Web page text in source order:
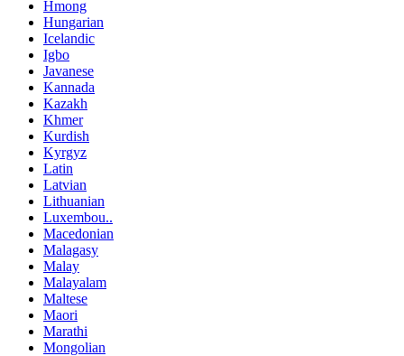
Hmong
Hungarian
Icelandic
Igbo
Javanese
Kannada
Kazakh
Khmer
Kurdish
Kyrgyz
Latin
Latvian
Lithuanian
Luxembou..
Macedonian
Malagasy
Malay
Malayalam
Maltese
Maori
Marathi
Mongolian